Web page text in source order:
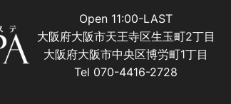
Open 11:00-LAST
大阪府大阪市天王寺区生玉町2丁目
大阪府大阪市中央区博労町1丁目
Tel 070-4416-2728